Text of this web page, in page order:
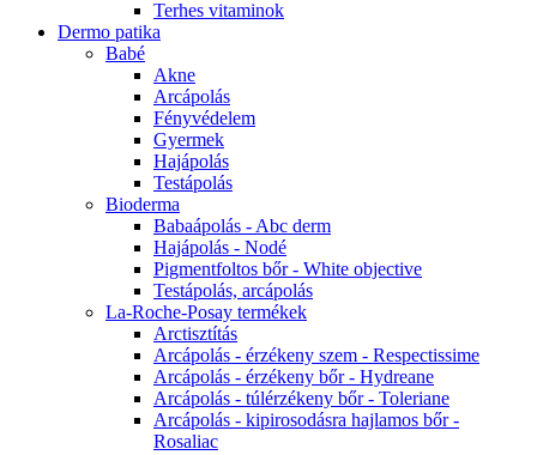
Terhes vitaminok
Dermo patika
Babé
Akne
Arcápolás
Fényvédelem
Gyermek
Hajápolás
Testápolás
Bioderma
Babaápolás - Abc derm
Hajápolás - Nodé
Pigmentfoltos bőr - White objective
Testápolás, arcápolás
La-Roche-Posay termékek
Arctisztítás
Arcápolás - érzékeny szem - Respectissime
Arcápolás - érzékeny bőr - Hydreane
Arcápolás - túlérzékeny bőr - Toleriane
Arcápolás - kipirosodásra hajlamos bőr -
Rosaliac